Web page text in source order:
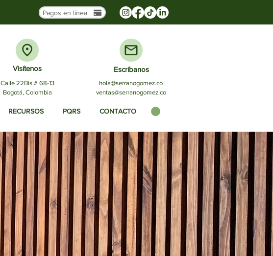
Pagos en línea
Visítenos
Calle 22Bis # 68-13
Bogotá, Colombia
Escríbanos
hola@serranogomez.co
ventas@serranogomez.co
RECURSOS PQRS CONTACTO